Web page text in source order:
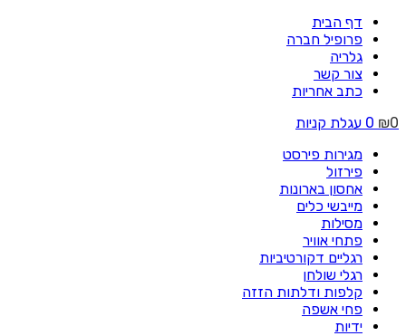
דף הבית
פרופיל חברה
גלריה
צור קשר
כתב אחריות
₪0
0 עגלת קניות
מגירות פירסט
פירזול
אחסון בארונות
מייבשי כלים
מסילות
פתחי אוויר
רגליים דקורטיביות
רגלי שולחן
קלפות ודלתות הזזה
פחי אשפה
ידיות